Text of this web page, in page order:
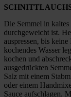
Die Semmel in
durchgeweicht ist.
auspressen, bis
kochendes Wasser
kochen und
ausgedrückten
Salz mit einem
oder einem
Sauce aufschlagen.